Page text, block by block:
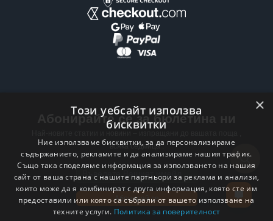
Абонирайте се за бюлетина ни
всяка седмица .
Email address
Абонирай се
×
Този уебсайт използва
бисквитки
Ние използваме бисквитки, за да персонализираме
съдържанието, рекламите и да анализираме нашия трафик.
Също така споделяме информация за използването на нашия
сайт от ваша страна с нашите партньори за реклама и анализи,
които може да я комбинират с друга информация, която сте им
предоставили или която са събрали от вашето използване на
техните услуги. Политика за поверителност